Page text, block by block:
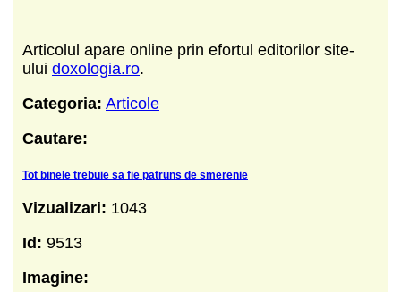
Articolul apare online prin efortul editorilor site-
ului doxologia.ro.
Categoria: Articole
Cautare:
Tot binele trebuie sa fie patruns de smerenie
Vizualizari: 1043
Id: 9513
Imagine: